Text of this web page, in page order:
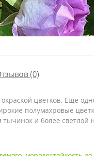
(0)
цветков. Еще
полумахровые
и более